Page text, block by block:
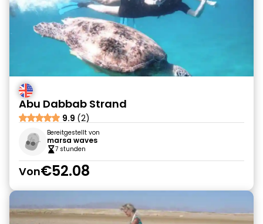
Abu Dabbab Strand
9.9 (2)
Bereitgestellt von
marsa waves
7 stunden
Von€52.08